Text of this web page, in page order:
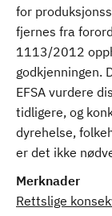
for
fjernes fra
1113/2012
godkjenningen.
EFSA vurdere
tidligere, og
dyrehelse,
er det ikke
Merknader
Rettslige